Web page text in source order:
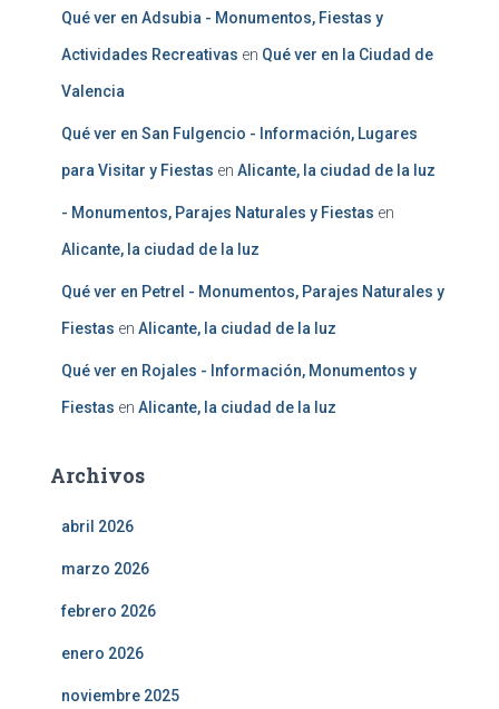
Qué ver en Adsubia - Monumentos, Fiestas y
Actividades Recreativas en Qué ver en la Ciudad de
Valencia
Qué ver en San Fulgencio - Información, Lugares
para Visitar y Fiestas en Alicante, la ciudad de la luz
- Monumentos, Parajes Naturales y Fiestas en
Alicante, la ciudad de la luz
Qué ver en Petrel - Monumentos, Parajes Naturales y
Fiestas en Alicante, la ciudad de la luz
Qué ver en Rojales - Información, Monumentos y
Fiestas en Alicante, la ciudad de la luz
Archivos
abril 2026
marzo 2026
febrero 2026
enero 2026
noviembre 2025